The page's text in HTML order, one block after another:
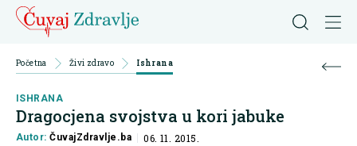
Početna Živi zdravo Ishrana
ISHRANA
Dragocjena svojstva u kori jabuke
Autor:ČuvajZdravlje.ba 06. 11. 2015.